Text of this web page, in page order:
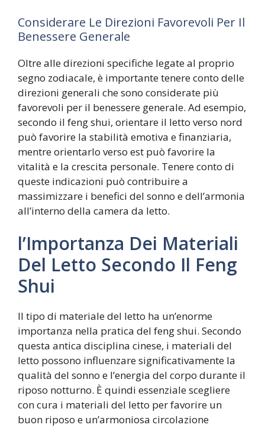
Considerare Le Direzioni Favorevoli Per Il
Benessere Generale
Oltre alle direzioni specifiche legate al proprio
segno zodiacale, è importante tenere conto delle
direzioni generali che sono considerate più
favorevoli per il benessere generale. Ad esempio,
secondo il feng shui, orientare il letto verso nord
può favorire la stabilità emotiva e finanziaria,
mentre orientarlo verso est può favorire la
vitalità e la crescita personale. Tenere conto di
queste indicazioni può contribuire a
massimizzare i benefici del sonno e dell’armonia
all’interno della camera da letto.
l’Importanza Dei Materiali
Del Letto Secondo Il Feng
Shui
Il tipo di materiale del letto ha un’enorme
importanza nella pratica del feng shui. Secondo
questa antica disciplina cinese, i materiali del
letto possono influenzare significativamente la
qualità del sonno e l’energia del corpo durante il
riposo notturno. È quindi essenziale scegliere
con cura i materiali del letto per favorire un
buon riposo e un’armoniosa circolazione